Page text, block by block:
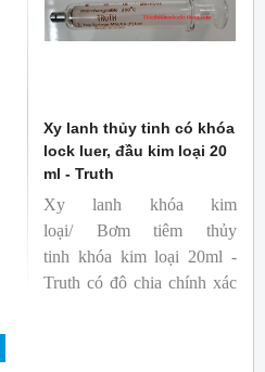
Xy lanh thủy tinh có khóa
lock luer, đầu kim loại 20
ml - Truth
Xy lanh khóa kim
loại/ Bơm tiêm thủy
tinh khóa kim loại 20ml -
Truth có độ chia chính xác